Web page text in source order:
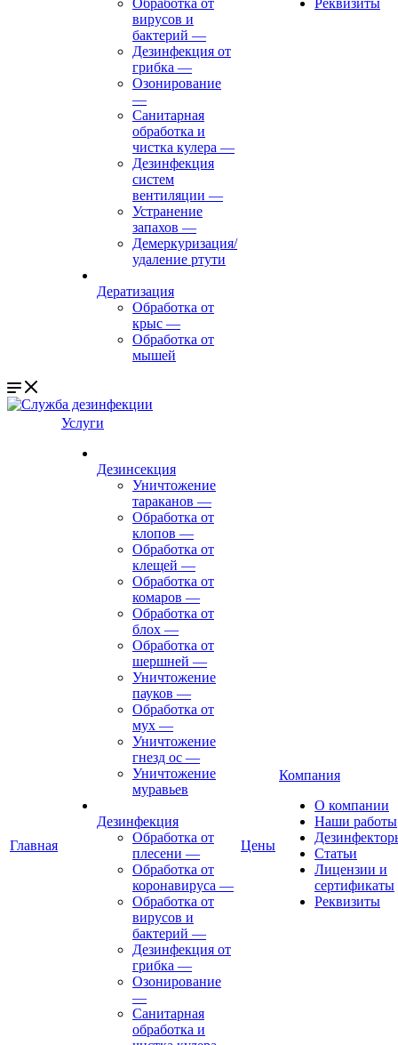
Обработка от
вирусов и
бактерий —
Дезинфекция от
грибка —
Озонирование
—
Санитарная
обработка и
чистка кулера —
Дезинфекция
систем
вентиляции —
Устранение
запахов —
Демеркуризация/
удаление ртути
Дератизация
Обработка от
крыс —
Обработка от
мышей
Реквизиты
Главная
Услуги
Дезинсекция
Уничтожение
тараканов —
Обработка от
клопов —
Обработка от
клещей —
Обработка от
комаров —
Обработка от
блох —
Обработка от
шершней —
Уничтожение
пауков —
Обработка от
мух —
Уничтожение
гнезд ос —
Уничтожение
муравьев
Дезинфекция
Обработка от
плесени —
Обработка от
коронавируса —
Обработка от
вирусов и
бактерий —
Дезинфекция от
грибка —
Озонирование
—
Санитарная
обработка и
Цены
Компания
О компании
Наши работы
Статьи
Лицензии и
сертификаты
Реквизиты